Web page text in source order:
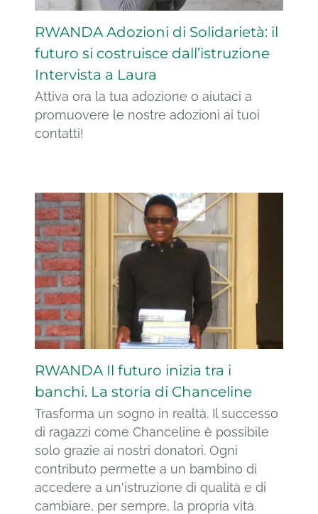
RWANDA Adozioni di Solidarietà: il
futuro si costruisce dall’istruzione
Intervista a Laura
Attiva ora la tua adozione o aiutaci a
promuovere le nostre adozioni ai tuoi
contatti!
RWANDA Il futuro inizia tra i
banchi. La storia di Chanceline
Trasforma un sogno in realtà. Il successo
di ragazzi come Chanceline è possibile
solo grazie ai nostri donatori. Ogni
contributo permette a un bambino di
accedere a un'istruzione di qualità e di
cambiare, per sempre, la propria vita.